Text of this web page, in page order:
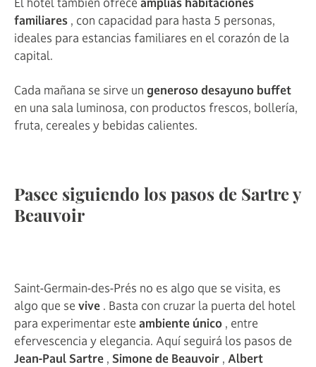
familiares , con capacidad para hasta 5 personas,
ideales para estancias familiares en el corazón de la
capital.
Cada mañana se sirve un generoso desayuno buffet
en una sala luminosa, con productos frescos, bollería,
fruta, cereales y bebidas calientes.
Pasee siguiendo los pasos de Sartre y
Beauvoir
Saint-Germain-des-Prés no es algo que se visita, es
algo que se vive . Basta con cruzar la puerta del hotel
para experimentar este ambiente único , entre
efervescencia y elegancia. Aquí seguirá los pasos de
Jean-Paul Sartre , Simone de Beauvoir , Albert